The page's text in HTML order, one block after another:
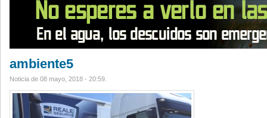
ambiente5
Noticia de 08 mayo, 2018 - 20:59.